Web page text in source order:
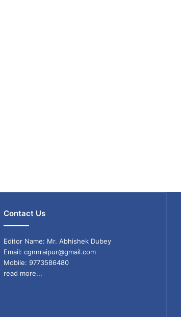
Contact Us
Editor Name: Mr. Abhishek Dubey
Email: cgnnraipur@gmail.com
Mobile: 9773586480
read more...